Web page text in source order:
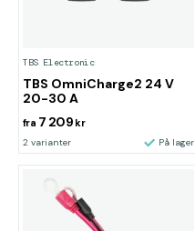
TBS Electronic
TBS OmniCharge2 24 V
20-30 A
fra 7 209 kr
2 varianter På lager